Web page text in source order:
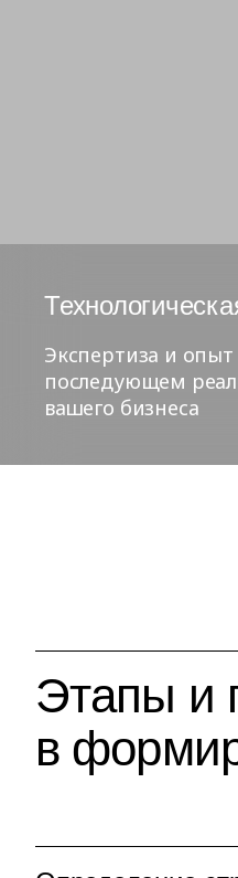
Экспертиза и
последующем
вашего бизнеса
Этапы и
в